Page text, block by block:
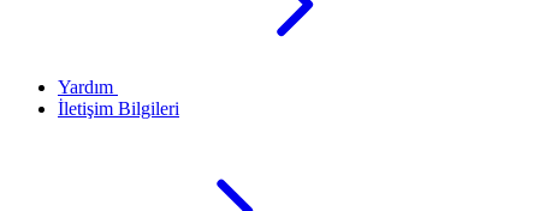
Yardım
İletişim Bilgileri